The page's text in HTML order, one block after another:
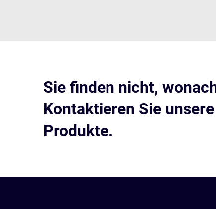
Sie finden nicht,
Kontaktieren Sie
Produkte.